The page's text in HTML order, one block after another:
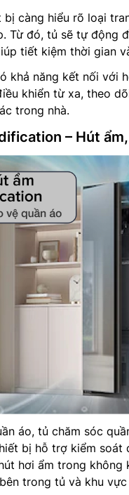
bị càng hiểu rõ loại
Từ đó, tủ sẽ tự động
tiết kiệm thời gian
khả năng kết nối với
khiển từ xa, theo
trong nhà.
– Hút
áo, tủ chăm sóc
bị hỗ trợ kiểm soát
hơi ẩm trong
trong tủ và khu vực